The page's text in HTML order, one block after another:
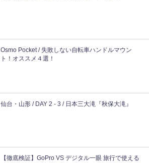
Osmo Pocket / 失敗しない自転車ハンドルマウン
ト！オススメ４選！
仙台・山形 / DAY 2 - 3 / 日本三大滝『秋保大滝』
【徹底検証】GoPro VS デジタル一眼 旅行で使える